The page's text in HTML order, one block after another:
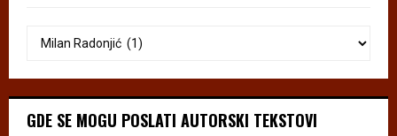
GDE SE MOGU POSLATI AUTORSKI TEKSTOVI